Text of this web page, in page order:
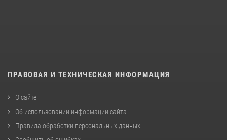
ПРАВОВАЯ И ТЕХНИЧЕСКАЯ ИНФОРМАЦИЯ
О сайте
Об использовании информации сайта
Правила обработки персональных данных